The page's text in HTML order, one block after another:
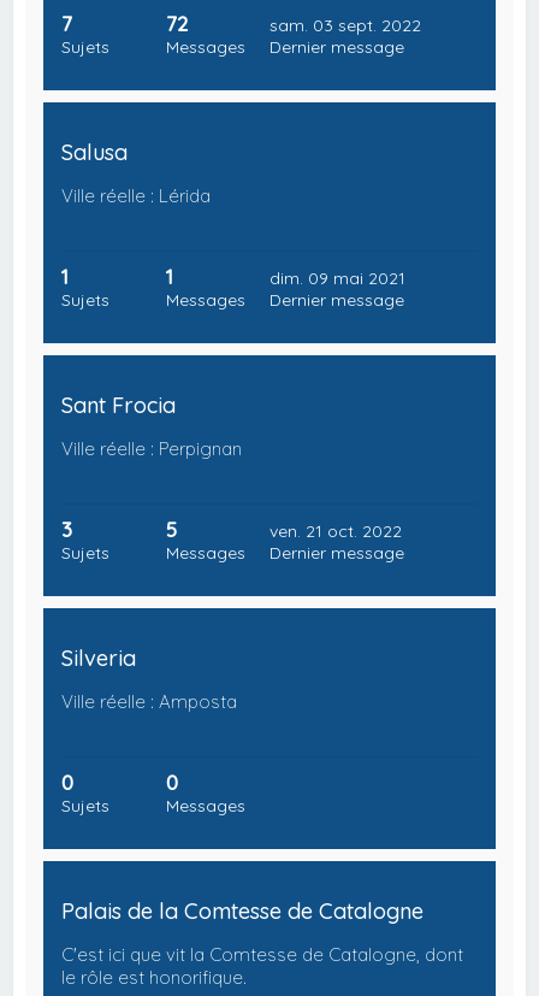
7
Sujets
72
Messages
sam. 03 sept. 2022
Dernier message
Salusa
Ville réelle : Lérida
1
Sujets
1
Messages
dim. 09 mai 2021
Dernier message
Sant Frocia
Ville réelle : Perpignan
3
Sujets
5
Messages
ven. 21 oct. 2022
Dernier message
Silveria
Ville réelle : Amposta
0
Sujets
0
Messages
Palais de la Comtesse de Catalogne
C'est ici que vit la Comtesse de Catalogne, dont
le rôle est honorifique.